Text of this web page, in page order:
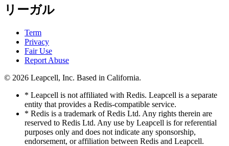
リーガル
Term
Privacy
Fair Use
Report Abuse
© 2026 Leapcell, Inc. Based in California.
* Leapcell is not affiliated with Redis. Leapcell is a separate
entity that provides a Redis-compatible service.
* Redis is a trademark of Redis Ltd. Any rights therein are
reserved to Redis Ltd. Any use by Leapcell is for referential
purposes only and does not indicate any sponsorship,
endorsement, or affiliation between Redis and Leapcell.